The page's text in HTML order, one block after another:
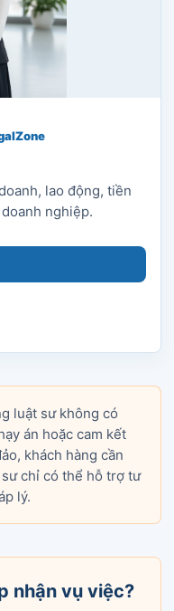
lao động, tiền
nghiệp.
luật sư không có
án hoặc cam kết
khách hàng cần
chỉ có thể hỗ trợ tư
lý.
nhận vụ việc?